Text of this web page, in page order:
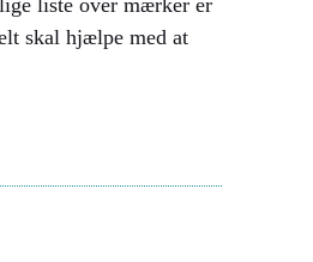
liste over mærker er
skal hjælpe med at